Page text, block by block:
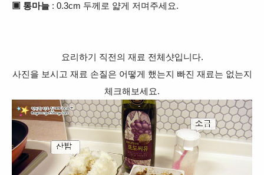
▣ 통마늘 : 0.3cm 두께로 얇게 저며주세요.
요리하기 직전의 재료 전체샷입니다.
사진을 보시고 재료 손질은 어떻게 했는지 빠진 재료는 없는지
체크해보세요.